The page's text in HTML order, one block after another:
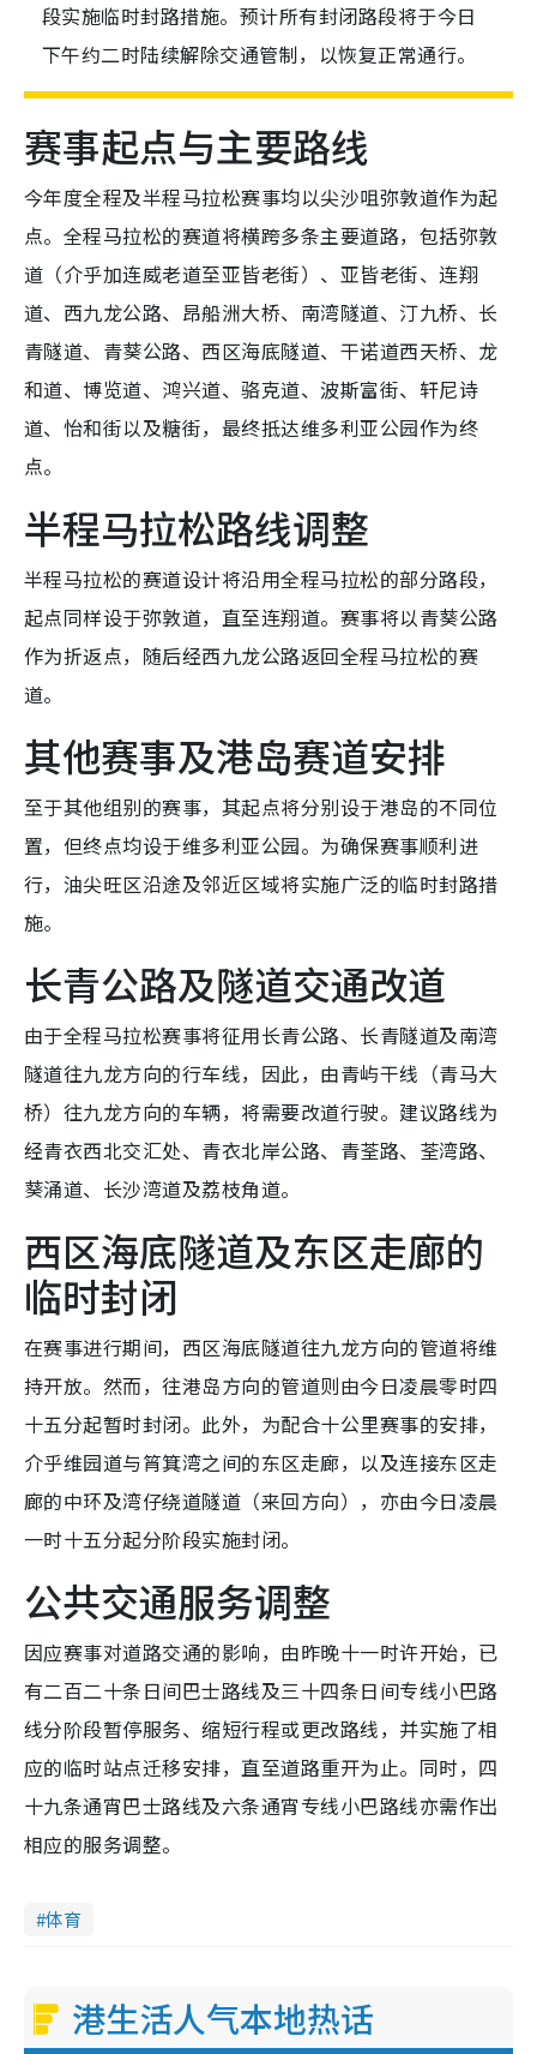
段实施临时封路措施。预计所有封闭路段将于今日
下午约二时陆续解除交通管制，以恢复正常通行。
赛事起点与主要路线
今年度全程及半程马拉松赛事均以尖沙咀弥敦道作为起
点。全程马拉松的赛道将横跨多条主要道路，包括弥敦
道（介乎加连威老道至亚皆老街）、亚皆老街、连翔
道、西九龙公路、昂船洲大桥、南湾隧道、汀九桥、长
青隧道、青葵公路、西区海底隧道、干诺道西天桥、龙
和道、博览道、鸿兴道、骆克道、波斯富街、轩尼诗
道、怡和街以及糖街，最终抵达维多利亚公园作为终
点。
半程马拉松路线调整
半程马拉松的赛道设计将沿用全程马拉松的部分路段，
起点同样设于弥敦道，直至连翔道。赛事将以青葵公路
作为折返点，随后经西九龙公路返回全程马拉松的赛
道。
其他赛事及港岛赛道安排
至于其他组别的赛事，其起点将分别设于港岛的不同位
置，但终点均设于维多利亚公园。为确保赛事顺利进
行，油尖旺区沿途及邻近区域将实施广泛的临时封路措
施。
长青公路及隧道交通改道
由于全程马拉松赛事将征用长青公路、长青隧道及南湾
隧道往九龙方向的行车线，因此，由青屿干线（青马大
桥）往九龙方向的车辆，将需要改道行驶。建议路线为
经青衣西北交汇处、青衣北岸公路、青荃路、荃湾路、
葵涌道、长沙湾道及荔枝角道。
西区海底隧道及东区走廊的
临时封闭
在赛事进行期间，西区海底隧道往九龙方向的管道将维
持开放。然而，往港岛方向的管道则由今日凌晨零时四
十五分起暂时封闭。此外，为配合十公里赛事的安排，
介乎维园道与筲箕湾之间的东区走廊，以及连接东区走
廊的中环及湾仔绕道隧道（来回方向），亦由今日凌晨
一时十五分起分阶段实施封闭。
公共交通服务调整
因应赛事对道路交通的影响，由昨晚十一时许开始，已
有二百二十条日间巴士路线及三十四条日间专线小巴路
线分阶段暂停服务、缩短行程或更改路线，并实施了相
应的临时站点迁移安排，直至道路重开为止。同时，四
十九条通宵巴士路线及六条通宵专线小巴路线亦需作出
相应的服务调整。
体育
港生活人气本地热话